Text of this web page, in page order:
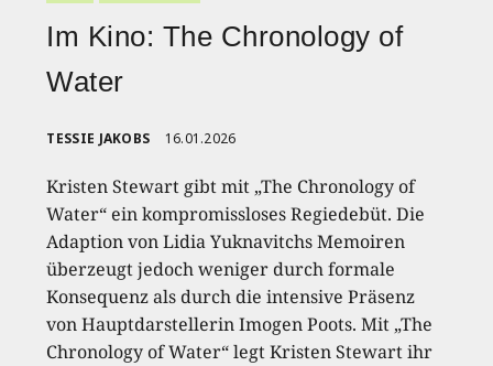
Im Kino: The Chronology of
Water
TESSIE JAKOBS 16.01.2026
Kristen Stewart gibt mit „The Chronology of
Water“ ein kompromissloses Regiedebüt. Die
Adaption von Lidia Yuknavitchs Memoiren
überzeugt jedoch weniger durch formale
Konsequenz als durch die intensive Präsenz
von Hauptdarstellerin Imogen Poots. Mit „The
Chronology of Water“ legt Kristen Stewart ihr